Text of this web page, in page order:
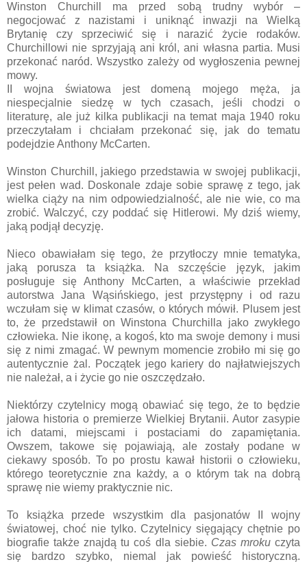
Winston Churchill ma przed sobą trudny wybór ­­–
negocjować z nazistami i uniknąć inwazji na Wielką
Brytanię czy sprzeciwić się i narazić życie rodaków.
Churchillowi nie sprzyjają ani król, ani własna partia. Musi
przekonać naród. Wszystko zależy od wygłoszenia pewnej
mowy.
II wojna światowa jest domeną mojego męża, ja
niespecjalnie siedzę w tych czasach, jeśli chodzi o
literaturę, ale już kilka publikacji na temat maja 1940 roku
przeczytałam i chciałam przekonać się, jak do tematu
podejdzie Anthony McCarten.
Winston Churchill, jakiego przedstawia w swojej publikacji,
jest pełen wad. Doskonale zdaje sobie sprawę z tego, jak
wielka ciąży na nim odpowiedzialność, ale nie wie, co ma
zrobić. Walczyć, czy poddać się Hitlerowi. My dziś wiemy,
jaką podjął decyzję.
Nieco obawiałam się tego, że przytłoczy mnie tematyka,
jaką porusza ta książka. Na szczęście język, jakim
posługuje się Anthony McCarten, a właściwie przekład
autorstwa Jana Wąsińskiego, jest przystępny i od razu
wczułam się w klimat czasów, o których mówił. Plusem jest
to, że przedstawił on Winstona Churchilla jako zwykłego
człowieka. Nie ikonę, a kogoś, kto ma swoje demony i musi
się z nimi zmagać. W pewnym momencie zrobiło mi się go
autentycznie żal. Początek jego kariery do najłatwiejszych
nie należał, a i życie go nie oszczędzało.
Niektórzy czytelnicy mogą obawiać się tego, że to będzie
jałowa historia o premierze Wielkiej Brytanii. Autor zasypie
ich datami, miejscami i postaciami do zapamiętania.
Owszem, takowe się pojawiają, ale zostały podane w
ciekawy sposób. To po prostu kawał historii o człowieku,
którego teoretycznie zna każdy, a o którym tak na dobrą
sprawę nie wiemy praktycznie nic.
To książka przede wszystkim dla pasjonatów II wojny
światowej, choć nie tylko. Czytelnicy sięgający chętnie po
biografie także znajdą tu coś dla siebie. Czas mrokuczyta
się bardzo szybko, niemal jak powieść historyczną.